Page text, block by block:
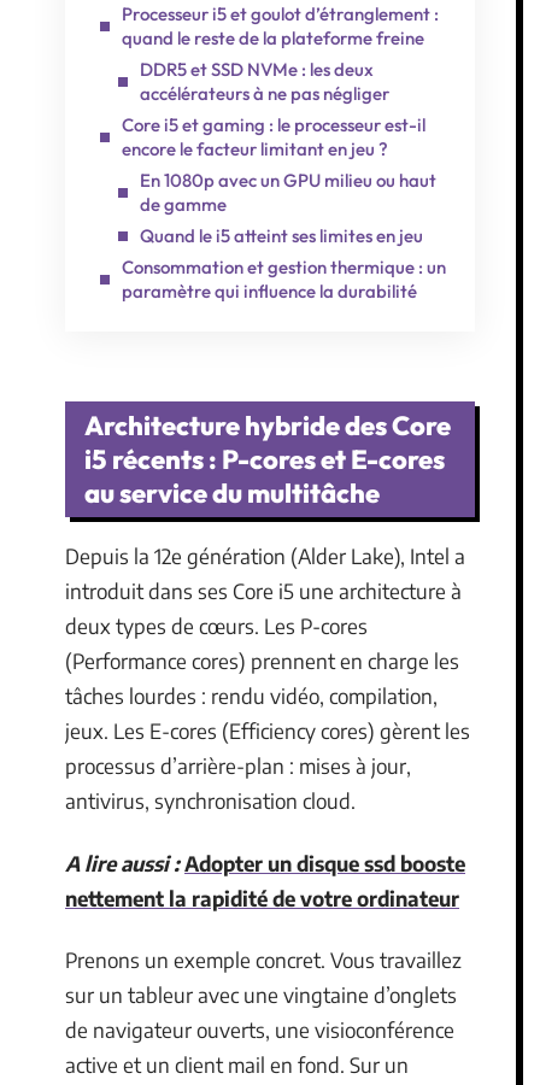
Processeur i5 et goulot d’étranglement :
quand le reste de la plateforme freine
DDR5 et SSD NVMe : les deux
accélérateurs à ne pas négliger
Core i5 et gaming : le processeur est-il
encore le facteur limitant en jeu ?
En 1080p avec un GPU milieu ou haut
de gamme
Quand le i5 atteint ses limites en jeu
Consommation et gestion thermique : un
paramètre qui influence la durabilité
Architecture hybride des Core
i5 récents : P-cores et E-cores
au service du multitâche
Depuis la 12e génération (Alder Lake), Intel a
introduit dans ses Core i5 une architecture à
deux types de cœurs. Les P-cores
(Performance cores) prennent en charge les
tâches lourdes : rendu vidéo, compilation,
jeux. Les E-cores (Efficiency cores) gèrent les
processus d’arrière-plan : mises à jour,
antivirus, synchronisation cloud.
A lire aussi :Adopter un disque ssd booste
nettement la rapidité de votre ordinateur
Prenons un exemple concret. Vous travaillez
sur un tableur avec une vingtaine d’onglets
de navigateur ouverts, une visioconférence
active et un client mail en fond. Sur un